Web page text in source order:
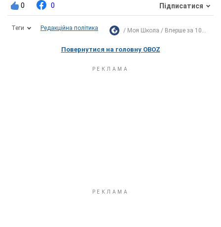
0 0 Підписатися
Теги Редакційна політика Моя Школа Вперше за 10...
Повернутися на головну OBOZ